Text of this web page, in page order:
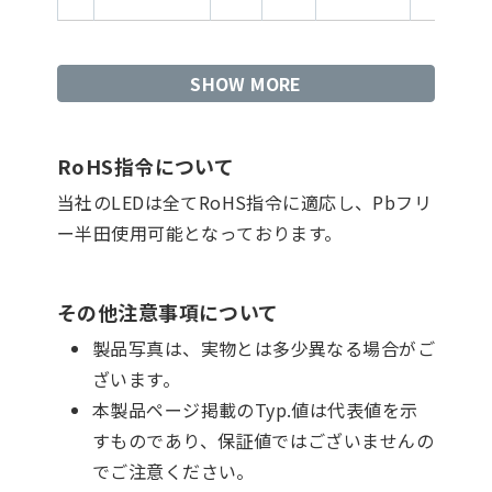
SHOW MORE
RoHS指令について
当社のLEDは全てRoHS指令に適応し、Pbフリ
ー半田使用可能となっております。
その他注意事項について
製品写真は、実物とは多少異なる場合がご
ざいます。
本製品ページ掲載のTyp.値は代表値を示
すものであり、保証値ではございませんの
でご注意ください。